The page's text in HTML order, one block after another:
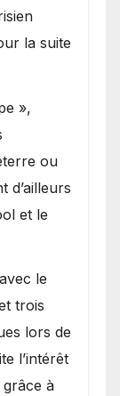
la suite
»,
ou
d’ailleurs
et le
le
trois
lors de
l’intérêt
à